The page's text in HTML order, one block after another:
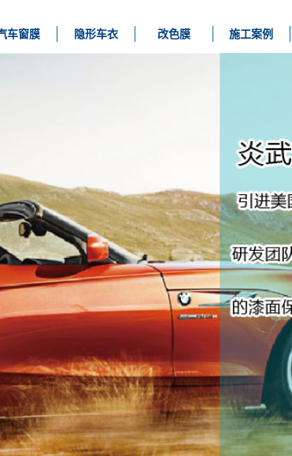
车窗膜 隐形车衣 改色膜 施工案例